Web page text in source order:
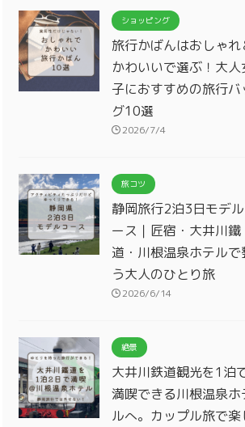
ショッピング
旅行かばんはおしゃれ
かわいいで選ぶ！大人
子におすすめの旅行バ
グ10選
2026/7/4
旅コツ
静岡旅行2泊3日モデ
ース｜匠宿・大井川鐵
道・川根温泉ホテルで
う大人のひとり旅
2026/6/14
絶景
大井川鉄道観光を1泊
満喫できる川根温泉ホ
ルへ。カップル旅で楽